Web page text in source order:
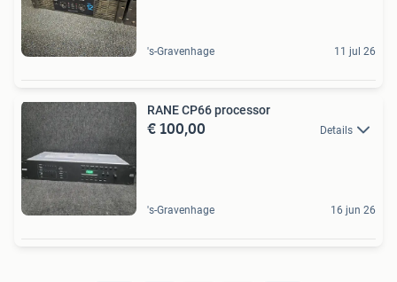
's-Gravenhage 11 jul 26
RANE CP66 processor
€ 100,00 Details
's-Gravenhage 16 jun 26